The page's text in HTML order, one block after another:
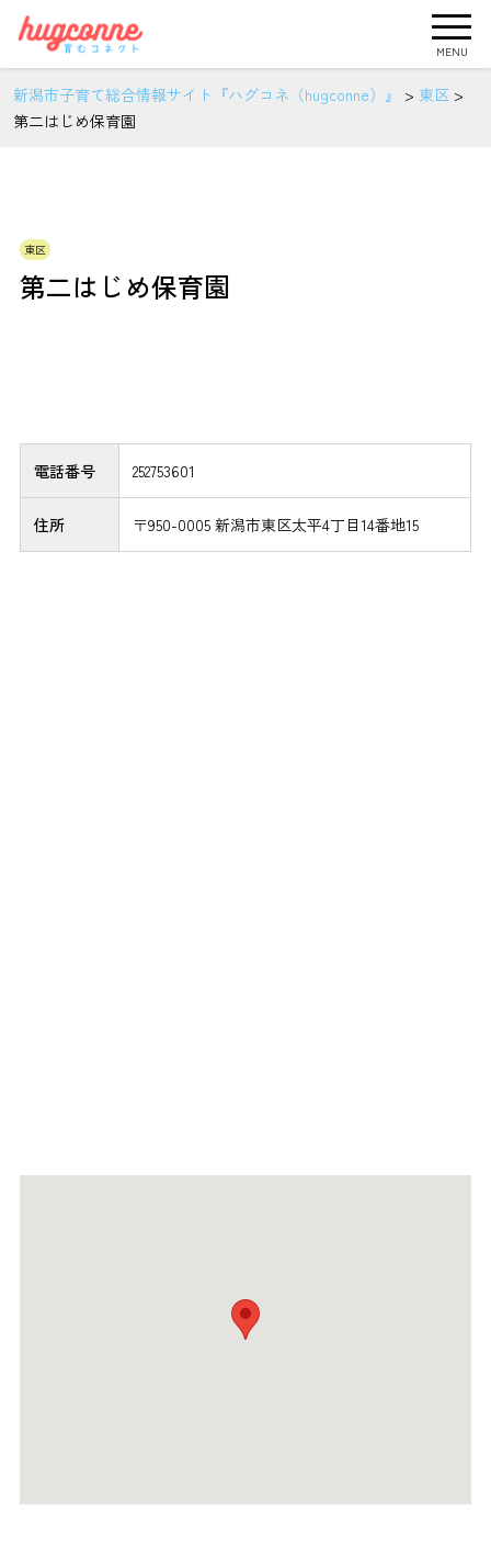
MENU
新潟市子育て総合情報サイト『ハグコネ（hugconne）』 > 東区 >
第二はじめ保育園
東区
第二はじめ保育園
電話番号 252753601
住所 〒950-0005 新潟市東区太平4丁目14番地15